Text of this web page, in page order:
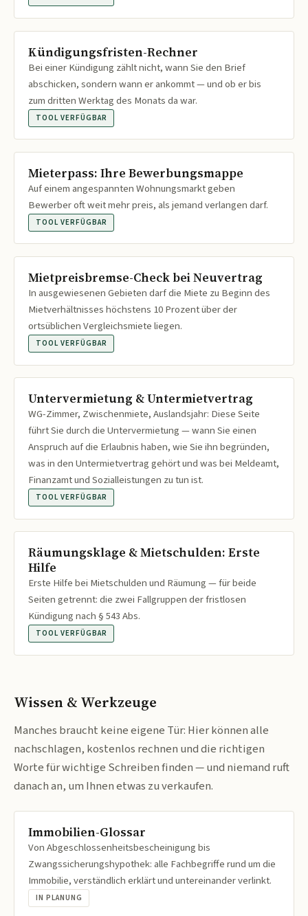
Kündigungsfristen-Rechner
Bei einer Kündigung zählt nicht, wann Sie den Brief
abschicken, sondern wann er ankommt — und ob er bis
zum dritten Werktag des Monats da war.
TOOL VERFÜGBAR
Mieterpass: Ihre Bewerbungsmappe
Auf einem angespannten Wohnungsmarkt geben
Bewerber oft weit mehr preis, als jemand verlangen darf.
TOOL VERFÜGBAR
Mietpreisbremse-Check bei Neuvertrag
In ausgewiesenen Gebieten darf die Miete zu Beginn des
Mietverhältnisses höchstens 10 Prozent über der
ortsüblichen Vergleichsmiete liegen.
TOOL VERFÜGBAR
Untervermietung & Untermietvertrag
WG-Zimmer, Zwischenmiete, Auslandsjahr: Diese Seite
führt Sie durch die Untervermietung — wann Sie einen
Anspruch auf die Erlaubnis haben, wie Sie ihn begründen,
was in den Untermietvertrag gehört und was bei Meldeamt,
Finanzamt und Sozialleistungen zu tun ist.
TOOL VERFÜGBAR
Räumungsklage & Mietschulden: Erste
Hilfe
Erste Hilfe bei Mietschulden und Räumung — für beide
Seiten getrennt: die zwei Fallgruppen der fristlosen
Kündigung nach § 543 Abs.
TOOL VERFÜGBAR
Wissen & Werkzeuge
Manches braucht keine eigene Tür: Hier können alle
nachschlagen, kostenlos rechnen und die richtigen
Worte für wichtige Schreiben finden — und niemand ruft
danach an, um Ihnen etwas zu verkaufen.
Immobilien-Glossar
Von Abgeschlossenheitsbescheinigung bis
Zwangssicherungshypothek: alle Fachbegriffe rund um die
Immobilie, verständlich erklärt und untereinander verlinkt.
IN PLANUNG